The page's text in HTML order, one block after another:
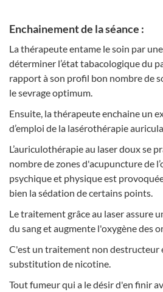
Enchainement de la séance :
La thérapeute entame le soin par
déterminer l’état tabacologique du
rapport à son profil bon nombre de
le sevrage optimum.
Ensuite, la thérapeute enchaine un
d’emploi de la lasérothérapie
L’auriculothérapie au laser doux se
nombre de zones d'acupuncture de
psychique et physique est
bien la sédation de certains points.
Le traitement grâce au laser assure
du sang et augmente l'oxygène des
C'est un traitement non destructeur
substitution de nicotine.
Tout fumeur qui a le désir d'en finir